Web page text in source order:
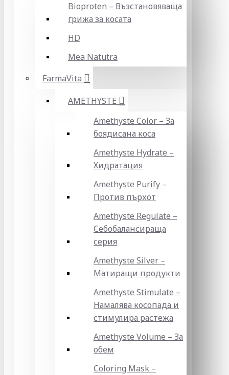
Bioproten – Възстановяваща
грижа за косата
HD
Mea Natutra
FarmaVita
AMETHYSTE
Amethyste Color – За
боядисана коса
Amethyste Hydrate –
Хидратация
Amethyste Purify –
Против пърхот
Amethyste Regulate –
Себобалансираща
серия
Amethyste Silver –
Матиращи продукти
Amethyste Stimulate –
Намалява косопада и
стимулира растежа
Amethyste Volume – За
обем
Coloring Mask –